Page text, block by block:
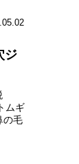
ジ
ムギ
の毛